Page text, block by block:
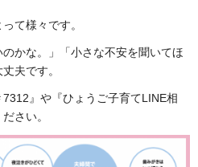
て様々です。
のかな。」「小さな不安を聞いてほ
夫です。
7312』や『ひょうご子育てLINE相
さい。